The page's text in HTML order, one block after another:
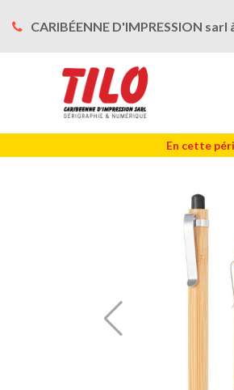
CARIBÉENNE D'IMPRESSION
En cette